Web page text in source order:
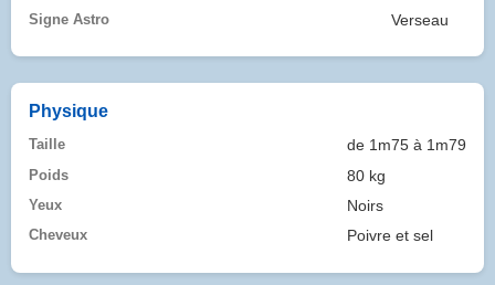
Signe Astro Verseau
Physique
Taille de 1m75 à 1m79
Poids 80 kg
Yeux Noirs
Cheveux Poivre et sel